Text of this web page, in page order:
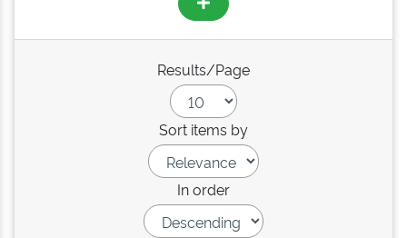
Results/Page
Sort items by
In order